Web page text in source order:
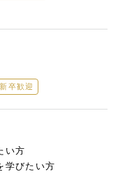
卒歓迎
い方
学びたい方